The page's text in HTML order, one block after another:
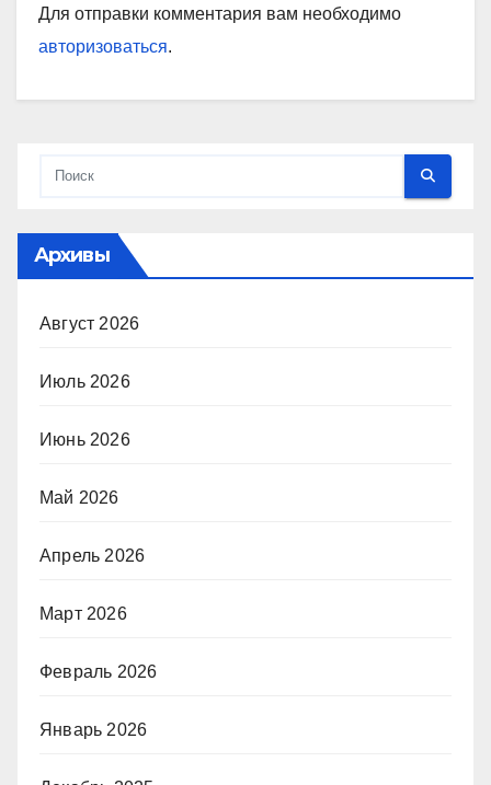
Для отправки комментария вам необходимо
авторизоваться.
Архивы
Август 2026
Июль 2026
Июнь 2026
Май 2026
Апрель 2026
Март 2026
Февраль 2026
Январь 2026